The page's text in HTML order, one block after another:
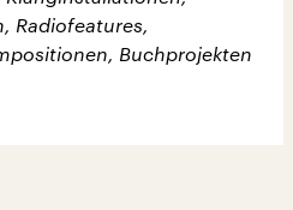
Radiofeatures,
Buchprojekten